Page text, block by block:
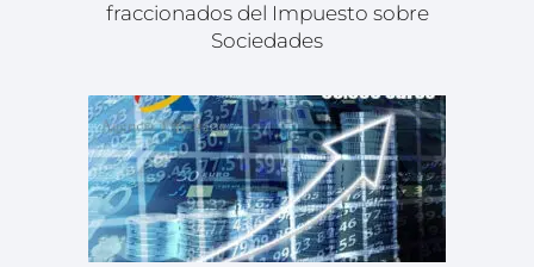
fraccionados del Impuesto sobre
Sociedades